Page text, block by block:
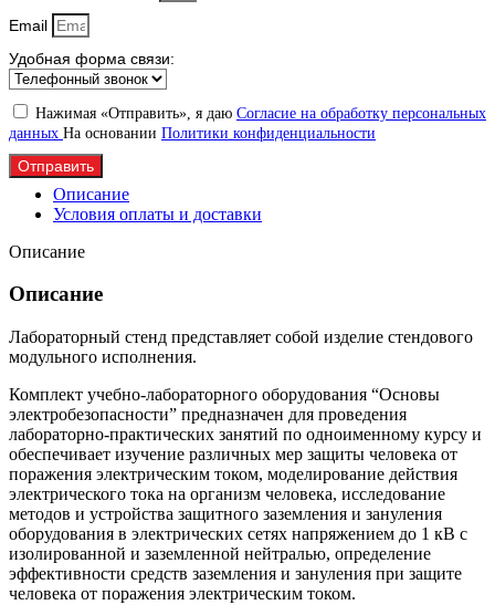
Email
Удобная форма связи:
Нажимая «Отправить», я даю Согласие на обработку персональных
данных На основании Политики конфиденциальности
Отправить
Описание
Условия оплаты и доставки
Описание
Описание
Лабораторный стенд представляет собой изделие стендового
модульного исполнения.
Комплект учебно-лабораторного оборудования “Основы
электробезопасности” предназначен для проведения
лабораторно-практических занятий по одноименному курсу и
обеспечивает изучение различных мер защиты человека от
поражения электрическим током, моделирование действия
электрического тока на организм человека, исследование
методов и устройства защитного заземления и зануления
оборудования в электрических сетях напряжением до 1 кВ с
изолированной и заземленной нейтралью, определение
эффективности средств заземления и зануления при защите
человека от поражения электрическим током.